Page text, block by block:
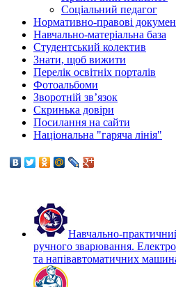
Соціальний педагог
Нормативно-правові
Навчально-матеріальна база
Студентський колектив
Знати, щоб вижити
Перелік освітніх порталів
Фотоальбоми
Зворотній зв’язок
Скринька довіри
Посилання на сайти
Національна "гаряча лінія"
Навчально-
ручного зварювання.
та напівавтоматичних